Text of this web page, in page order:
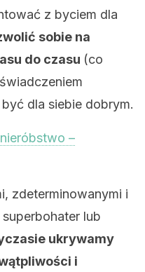
z byciem dla
sobie na
do czasu (co
dla siebie dobrym.
–
zdeterminowanymi i
lub
ukrywamy
i